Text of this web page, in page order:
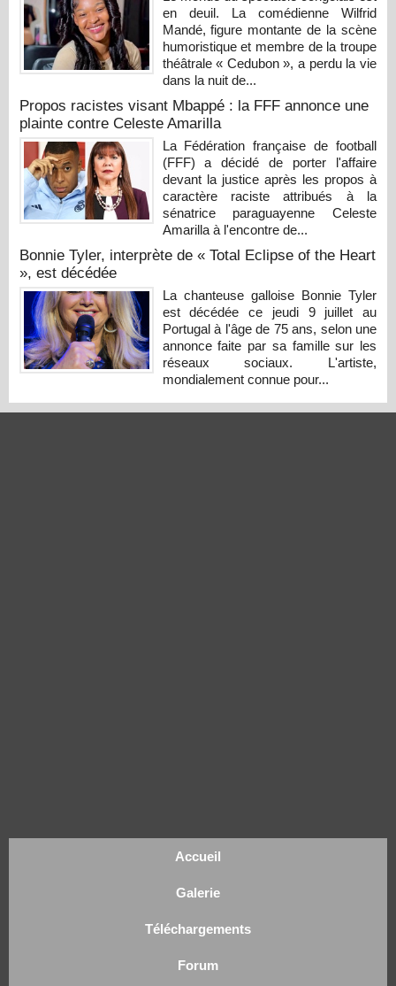
en deuil. La comédienne Wilfrid
Mandé, figure montante de la scène
humoristique et membre de la troupe
théâtrale « Cedubon », a perdu la vie
dans la nuit de...
Propos racistes visant Mbappé : la FFF annonce une
plainte contre Celeste Amarilla
La Fédération française de football
(FFF) a décidé de porter l'affaire
devant la justice après les propos à
caractère raciste attribués à la
sénatrice paraguayenne Celeste
Amarilla à l'encontre de...
Bonnie Tyler, interprète de « Total Eclipse of the Heart
», est décédée
La chanteuse galloise Bonnie Tyler
est décédée ce jeudi 9 juillet au
Portugal à l'âge de 75 ans, selon une
annonce faite par sa famille sur les
réseaux sociaux. L'artiste,
mondialement connue pour...
Accueil
Galerie
Téléchargements
Forum